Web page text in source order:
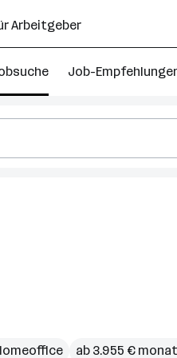
Arbeitgeber
Job-
ab 3.955 €